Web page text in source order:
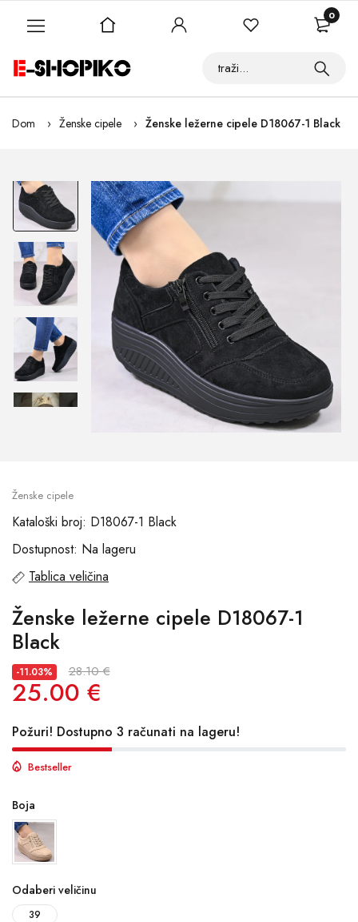
Dom Ženske cipele Ženske ležerne cipele D18067-1 Black
Ženske cipele
Kataloški broj: D18067-1 Black
Dostupnost: Na lageru
Tablica veličina
Ženske ležerne cipele D18067-1
Black
-11.03% 28.10 €
25.00 €
Požuri! Dostupno 3 računati na lageru!
Bestseller
Boja
Odaberi veličinu
39
0